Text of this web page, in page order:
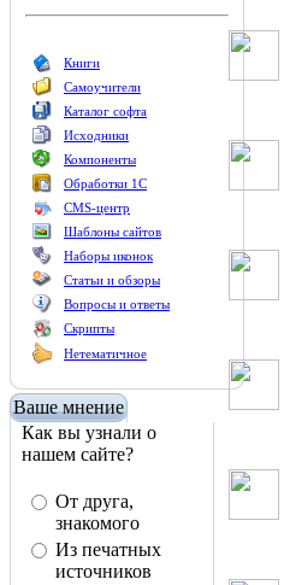
Книги
Самоучители
Каталог софта
Исходники
Компоненты
Обработки 1С
CMS-центр
Шаблоны сайтов
Наборы иконок
Статьи и обзоры
Вопросы и ответы
Скрипты
Нетематичное
Ваше мнение
Как вы узнали о
нашем сайте?
От друга,
знакомого
Из печатных
источников